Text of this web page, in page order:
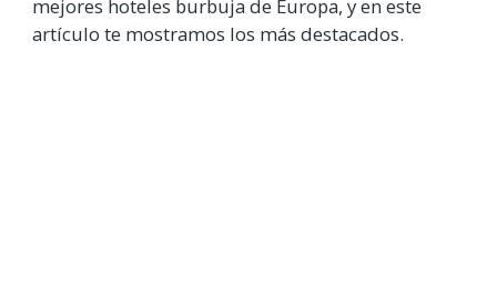
mejores hoteles burbuja de Europa, y en este
artículo te mostramos los más destacados.